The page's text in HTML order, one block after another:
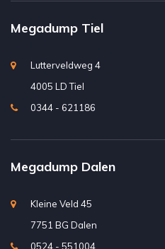
Megadump Tiel
Lutterveldweg 4
4005 LD Tiel
0344 - 621186
Megadump Dalen
Kleine Veld 45
7751 BG Dalen
0524 - 551004